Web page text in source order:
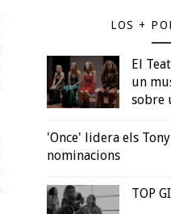
LOS +
El
un
sobre
'Once' lidera els
nominacions
TOP